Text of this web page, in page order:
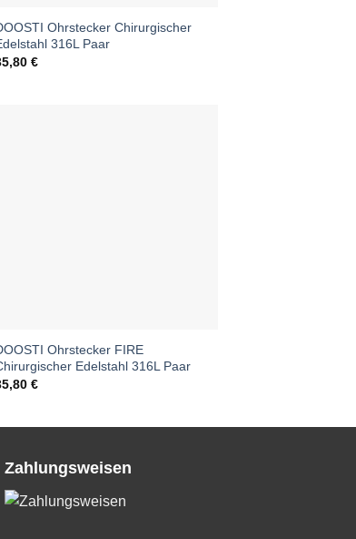
Ohrstecker Chirurgischer
316L Paar
€
Ohrstecker FIRE
Edelstahl 316L Paar
€
Zahlungsweisen